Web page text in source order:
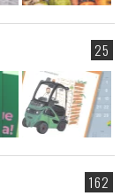
25
162